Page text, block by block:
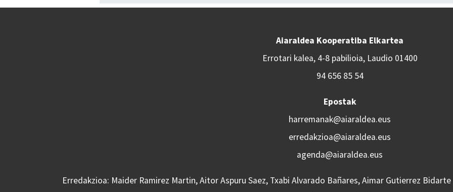
Aiaraldea Kooperatiba Elkartea
Errotari kalea, 4-8 pabilioia, Laudio 01400
94 656 85 54
Epostak
harremanak@aiaraldea.eus
erredakzioa@aiaraldea.eus
agenda@aiaraldea.eus
Erredakzioa: Maider Ramirez Martin, Aitor Aspuru Saez, Txabi Alvarado Bañares, Aimar Gutierrez